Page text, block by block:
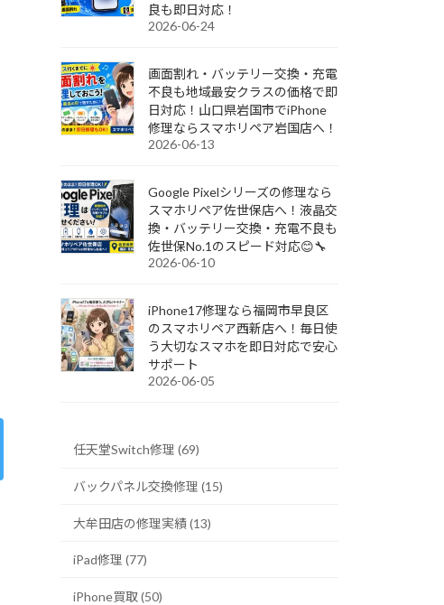
良も即日対応！
2026-06-24
画面割れ・バッテリー交換・充電
不良も地域最安クラスの価格で即
日対応！山口県岩国市でiPhone
修理ならスマホリペア岩国店へ！
2026-06-13
Google Pixelシリーズの修理なら
スマホリペア佐世保店へ！液晶交
換・バッテリー交換・充電不良も
佐世保No.1のスピード対応😊🔧
2026-06-10
iPhone17修理なら福岡市早良区
のスマホリペア西新店へ！毎日使
う大切なスマホを即日対応で安心
サポート
2026-06-05
任天堂Switch修理 (69)
バックパネル交換修理 (15)
大牟田店の修理実績 (13)
iPad修理 (77)
iPhone買取 (50)